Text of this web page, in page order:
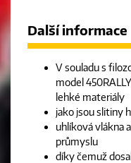
Další informace
V souladu s
model
lehké materiály
jako jsou slitiny
uhlíková vlákna
průmyslu
díky čemuž